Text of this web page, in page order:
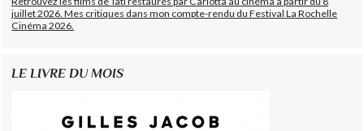
juillet 2026. Mes critiques dans mon compte-rendu du Festival La Rochelle
Cinéma 2026.
LE LIVRE DU MOIS